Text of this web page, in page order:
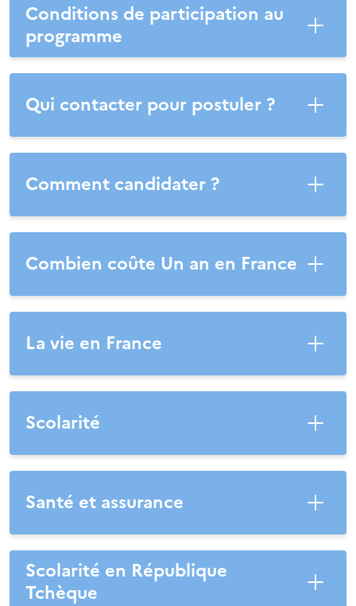
Conditions de participation au
programme
Qui contacter pour postuler ?
Comment candidater ?
Combien coûte Un an en France
La vie en France
Scolarité
Santé et assurance
Scolarité en République
Tchèque